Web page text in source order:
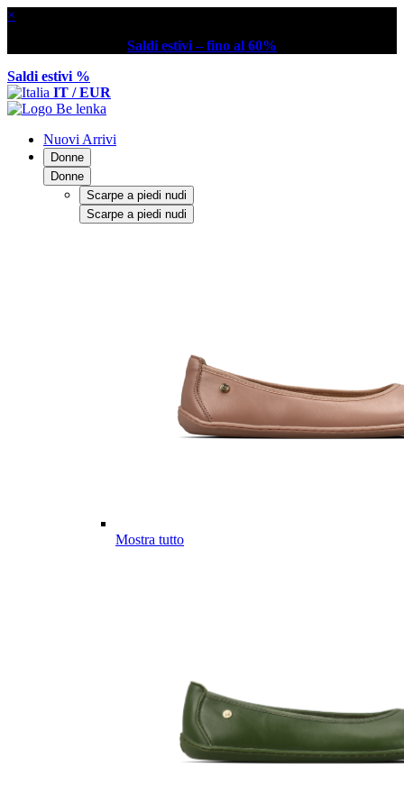
×
Saldi estivi – fino al 60%
Saldi estivi %
IT / EUR
Nuovi Arrivi
Donne
Donne
Scarpe a piedi nudi
Scarpe a piedi nudi
Mostra tutto